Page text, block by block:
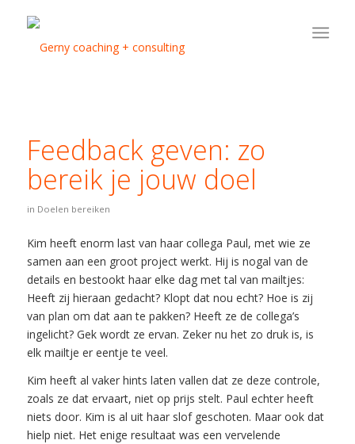
Feedback geven: zo
bereik je jouw doel
in Doelen bereiken
Kim heeft enorm last van haar collega Paul, met wie ze
samen aan een groot project werkt. Hij is nogal van de
details en bestookt haar elke dag met tal van mailtjes:
Heeft zij hieraan gedacht? Klopt dat nou echt? Hoe is zij
van plan om dat aan te pakken? Heeft ze de collega’s
ingelicht? Gek wordt ze ervan. Zeker nu het zo druk is, is
elk mailtje er eentje te veel.
Kim heeft al vaker hints laten vallen dat ze deze controle,
zoals ze dat ervaart, niet op prijs stelt. Paul echter heeft
niets door. Kim is al uit haar slof geschoten. Maar ook dat
hielp niet. Het enige resultaat was een vervelende